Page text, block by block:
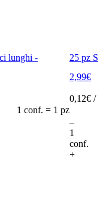
lunghi -
1 conf. = 1 pz
25 pz
2,99€
0,12€ /
–
conf.
+